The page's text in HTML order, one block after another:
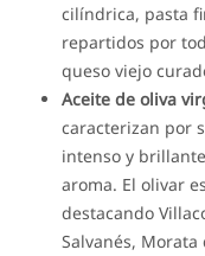
cilíndrica, pasta
repartidos por
queso viejo
Aceite de oliva
caracterizan por
intenso y
aroma. El olivar
destacando
Salvanés,